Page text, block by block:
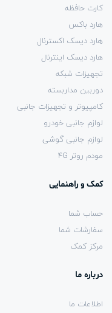
کارت حافظه
هارد باکس
هارد دیسک اکسترنال
هارد دیسک اینترنال
تجهیزات شبکه
دوربین مداربسته
کامپیوتر و تجهیزات جانبی
لوازم جانبی خودرو
لوازم جانبی گوشی
مودم روتر 4G
کمک و راهنمایی
حساب شما
سفارشات شما
مرکز کمک
درباره ما
اطلاعات ما